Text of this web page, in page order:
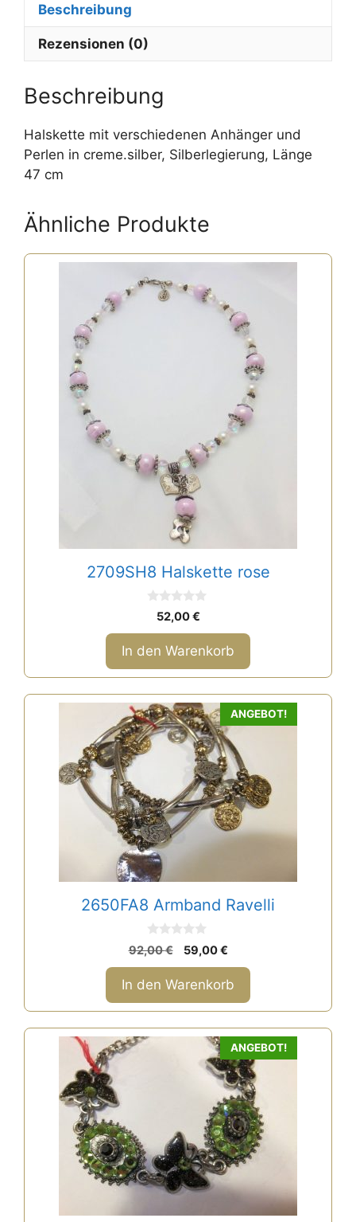
e
Beschreibung
Rezensionen (0)
Beschreibung
Halskette mit verschiedenen Anhänger und
Perlen in creme.silber, Silberlegierung, Länge
47 cm
Ähnliche Produkte
2709SH8 Halskette rose
o
n
5
52,00€
In den Warenkorb
ANGEBOT!
2650FA8 Armband Ravelli
0
v
o
n
5
92,00€
Ursprünglicher
Preis
war:
92,00 €
59,00€Aktueller
Preis
ist:
59,00 €.
In den Warenkorb
ANGEBOT!